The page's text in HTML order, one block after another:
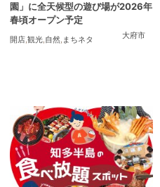
大府市
園」に全天候型の遊び場が2026年
春頃オープン予定
開店 観光 自然 まちネタ